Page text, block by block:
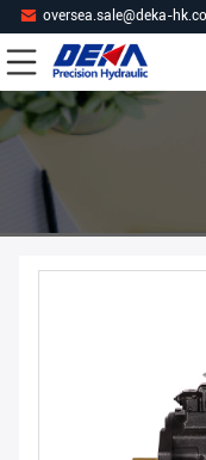
oversea.sale@deka-